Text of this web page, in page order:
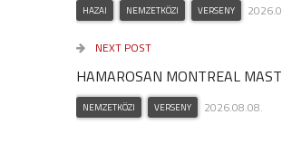
HAZAI NEMZETKÖZI VERSENY
NEXT POST
HAMAROSAN MONTREAL
NEMZETKÖZI VERSENY 2026.08.08.